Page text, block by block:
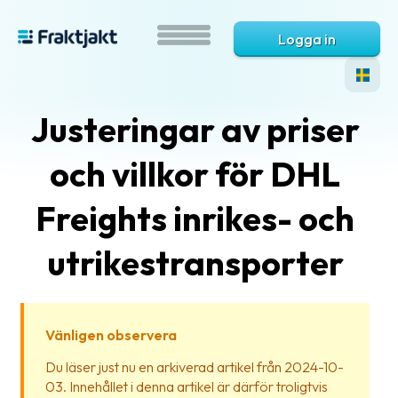
Vad
Hjälp?
Vanliga
Logga in
Justeringar av priser
och villkor för DHL
Freights inrikes- och
utrikestransporter
Vänligen observera
Du läser just nu en arkiverad artikel från 2024-10-
03. Innehållet i denna artikel är därför troligtvis